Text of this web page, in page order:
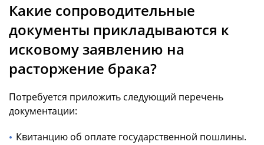
Какие сопроводительные
документы прикладываются к
исковому заявлению на
расторжение брака?
Потребуется приложить следующий перечень
документации:
Квитанцию об оплате государственной пошлины.